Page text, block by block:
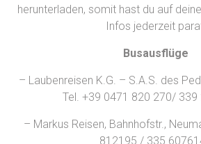
herunterladen, somit hast du auf
Infos jederzeit
Busausflüge
– Laubenreisen K.G. – S.A.S. des
Tel. +39 0471 820 270/ 339
– Markus Reisen, Bahnhofstr.,
812195 / 335